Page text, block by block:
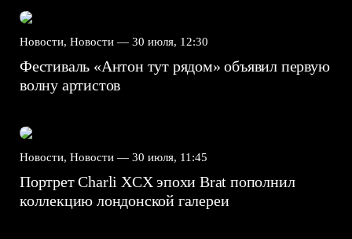
Новости, Новости — 30 июля, 12:30
Фестиваль «Антон тут рядом» объявил первую
волну артистов
Новости, Новости — 30 июля, 11:45
Портрет Charli XCX эпохи Brat пополнил
коллекцию лондонской галереи